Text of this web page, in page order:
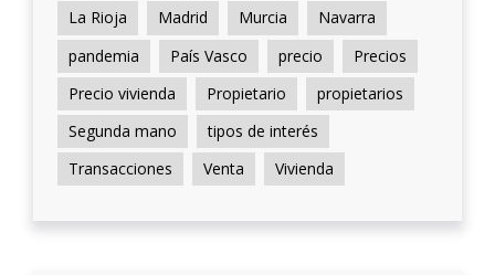
La Rioja
Madrid Murcia
Navarra
pandemia
País Vasco precio
Precios
Precio vivienda
Propietario
propietarios
Segunda mano
tipos de interés
Transacciones
Venta Vivienda